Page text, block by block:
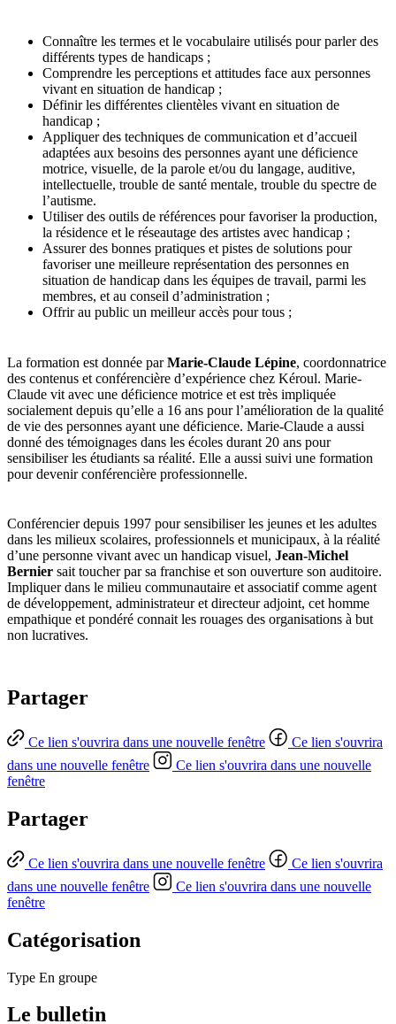
Connaître les termes et le vocabulaire utilisés pour parler des
différents types de handicaps ;
Comprendre les perceptions et attitudes face aux personnes
vivant en situation de handicap ;
Définir les différentes clientèles vivant en situation de
handicap ;
Appliquer des techniques de communication et d’accueil
adaptées aux besoins des personnes ayant une déficience
motrice, visuelle, de la parole et/ou du langage, auditive,
intellectuelle, trouble de santé mentale, trouble du spectre de
l’autisme.
Utiliser des outils de références pour favoriser la production,
la résidence et le réseautage des artistes avec handicap ;
Assurer des bonnes pratiques et pistes de solutions pour
favoriser une meilleure représentation des personnes en
situation de handicap dans les équipes de travail, parmi les
membres, et au conseil d’administration ;
Offrir au public un meilleur accès pour tous ;
La formation est donnée parMarie-Claude Lépine, coordonnatrice
des contenus et conférencière d’expérience chez Kéroul. Marie-
Claude vit avec une déficience motrice et est très impliquée
socialement depuis qu’elle a 16 ans pour l’amélioration de la qualité
de vie des personnes ayant une déficience. Marie-Claude a aussi
donné des témoignages dans les écoles durant 20 ans pour
sensibiliser les étudiants sa réalité. Elle a aussi suivi une formation
pour devenir conférencière professionnelle.
Conférencier depuis 1997 pour sensibiliser les jeunes et les adultes
dans les milieux scolaires, professionnels et municipaux, à la réalité
d’une personne vivant avec un handicap visuel, Jean-Michel
Bernier sait toucher par sa franchise et son ouverture son auditoire.
Impliquer dans le milieu communautaire et associatif comme agent
de développement, administrateur et directeur adjoint, cet homme
empathique et pondéré connait les rouages des organisations à but
non lucratives.
Partager
Ce lien s'ouvrira dans une nouvelle fenêtre
Ce lien s'ouvrira
dans une nouvelle fenêtre
Ce lien s'ouvrira dans une nouvelle
fenêtre
Partager
Ce lien s'ouvrira dans une nouvelle fenêtre
Ce lien s'ouvrira
dans une nouvelle fenêtre
Ce lien s'ouvrira dans une nouvelle
fenêtre
Catégorisation
Type En groupe
Le bulletin